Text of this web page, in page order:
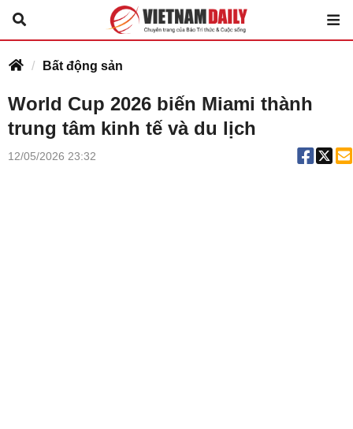
Bất động sản
World Cup 2026 biến Miami thành
trung tâm kinh tế và du lịch
12/05/2026 23:32